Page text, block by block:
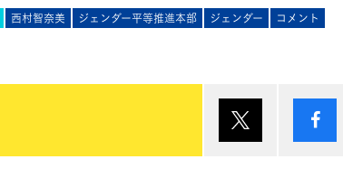
西村智奈美 ジェンダー平等推進本部 ジェンダー コメント